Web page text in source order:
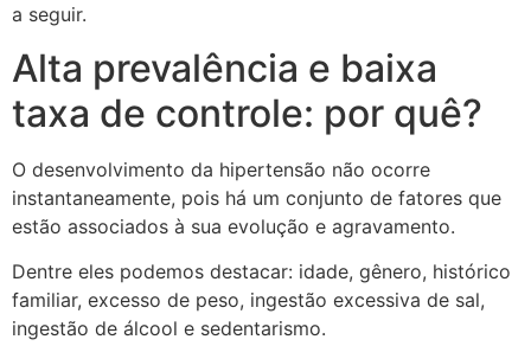
a seguir.
Alta prevalência e baixa
taxa de controle: por quê?
O desenvolvimento da hipertensão não ocorre
instantaneamente, pois há um conjunto de fatores que
estão associados à sua evolução e agravamento.
Dentre eles podemos destacar: idade, gênero, histórico
familiar, excesso de peso, ingestão excessiva de sal,
ingestão de álcool e sedentarismo.